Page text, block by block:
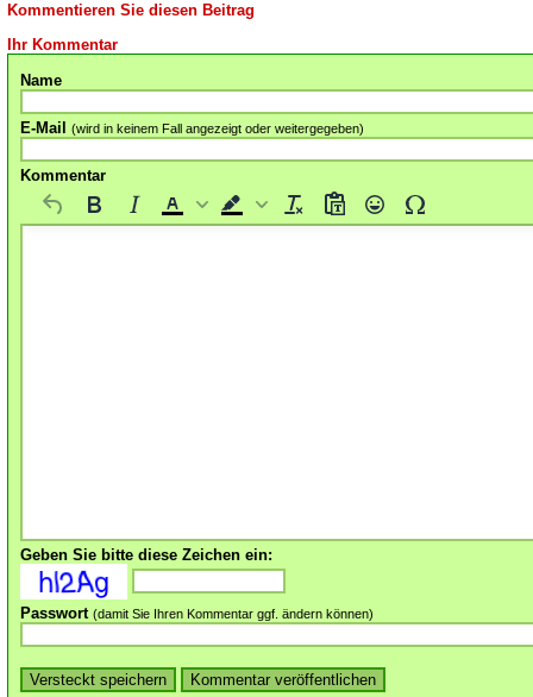
Kommentieren Sie diesen Beitrag
Ihr Kommentar
Name
E-Mail (wird in keinem Fall angezeigt oder weitergegeben)
Kommentar
Geben Sie bitte diese Zeichen ein:
Passwort (damit Sie Ihren Kommentar ggf. ändern können)